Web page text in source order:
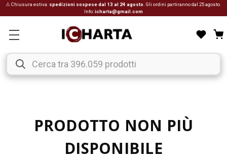
⚠ Chiusura estiva: spedizioni sospese dal 13 al 24 agosto . Gli ordini partiranno dal 25 agosto.
Info:icharta@gmail.com
PRODOTTO NON PIÙ
DISPONIBILE